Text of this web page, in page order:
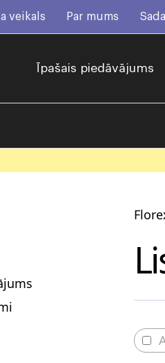
veikals Par mums
Īpašais piedāvājums